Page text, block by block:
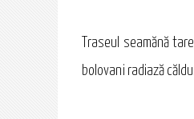
Traseul seamănă
bolovani radiază